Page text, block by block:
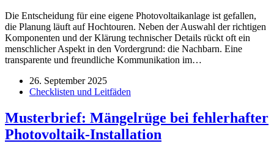
Die Entscheidung für eine eigene Photovoltaikanlage ist gefallen,
die Planung läuft auf Hochtouren. Neben der Auswahl der richtigen
Komponenten und der Klärung technischer Details rückt oft ein
menschlicher Aspekt in den Vordergrund: die Nachbarn. Eine
transparente und freundliche Kommunikation im…
26. September 2025
Checklisten und Leitfäden
Musterbrief: Mängelrüge bei fehlerhafter
Photovoltaik-Installation